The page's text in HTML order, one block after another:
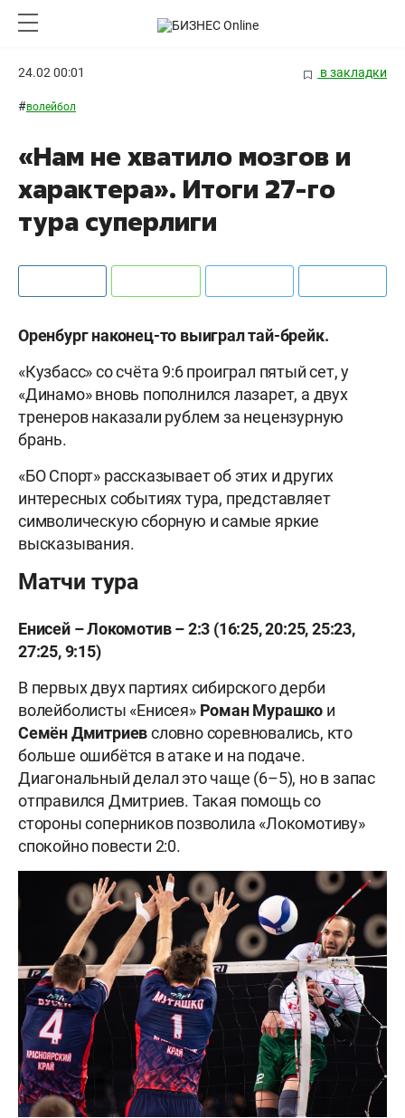
24.02 00:01 в закладки
#волейбол
«Нам не хватило мозгов и
характера». Итоги 27-го
тура суперлиги
Оренбург наконец-то выиграл тай-брейк.
«Кузбасс» со счёта 9:6 проиграл пятый сет, у
«Динамо» вновь пополнился лазарет, а двух
тренеров наказали рублем за нецензурную
брань.
«БО Спорт» рассказывает об этих и других
интересных событиях тура, представляет
символическую сборную и самые яркие
высказывания.
Матчи тура
Енисей – Локомотив – 2:3 (16:25, 20:25, 25:23,
27:25, 9:15)
В первых двух партиях сибирского дерби
волейболисты «Енисея» Роман Мурашко и
Семён Дмитриевсловно соревновались, кто
больше ошибётся в атаке и на подаче.
Диагональный делал это чаще (6–5), но в запас
отправился Дмитриев. Такая помощь со
стороны соперников позволила «Локомотиву»
спокойно повести 2:0.